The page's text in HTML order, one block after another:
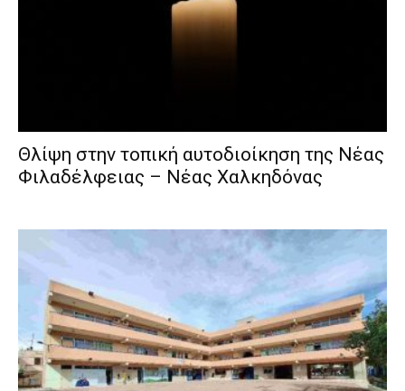
Θλίψη στην τοπική αυτοδιοίκηση της Νέας
Φιλαδέλφειας – Νέας Χαλκηδόνας